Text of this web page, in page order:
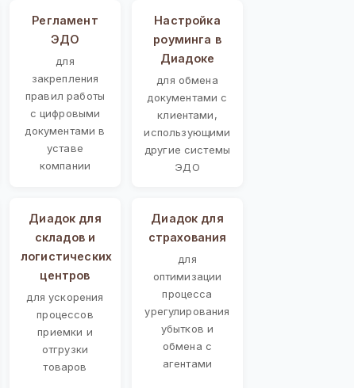
Регламент
ЭДО
для
закрепления
правил работы
с цифровыми
документами в
уставе
компании
Настройка
роуминга в
Диадоке
для обмена
документами с
клиентами,
использующими
другие системы
ЭДО
Диадок для
складов и
логистических
центров
для ускорения
процессов
приемки и
отгрузки
товаров
Диадок для
страхования
для
оптимизации
процесса
урегулирования
убытков и
обмена с
агентами